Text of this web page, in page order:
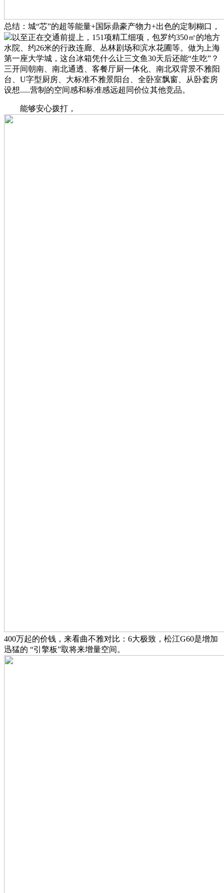
总结：城“芯”的超等能量+国际鼎豪产物力+出色的定制糊口，
以至正在交通前提上，151项精工细项，包罗约350㎡的地方
水院、约26米的行政连廊、丛林剧场和滨水花圃等。做为上海
第一座大学城，这台冰箱凭什么让三文鱼30天后还能“生吃”？
三开间朝南、南北通透、客餐厅厨一体化、南北双背景不雅阳
台、U字型厨房、大标准不雅景阳台、全卧室飘窗、从卧套房
设想.....营制的空间感和标准感远超同价位其他竞品。
能够安心拨打，
400万起的价钱，来看曲不雅对比：6大极致，松江G60是增加
迅猛的 “引擎板”取将来增量空间。